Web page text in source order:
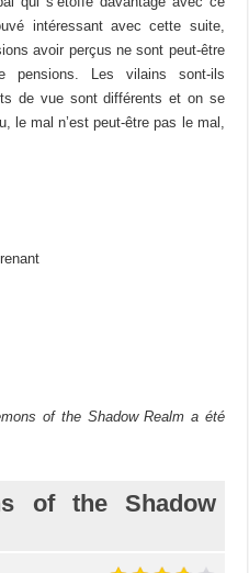
intéressant avec cette suite,
avoir perçus ne sont peut-être
Les vilains sont-ils
de vue sont différents et on se
le mal n’est peut-être pas le mal,
of the Shadow Realm a été
of the Shadow